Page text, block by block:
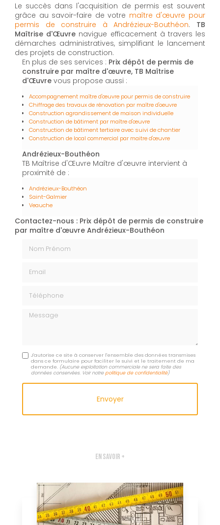
Le succès dans l'acquisition de permis est souvent
grâce au savoir-faire de votre maître d'œuvre pour
permis de construire à Andrézieux-Bouthéon. TB
Maîtrise d'Œuvre navigue efficacement à travers les
démarches administratives, simplifiant le lancement
des projets de construction.
En plus de ses services : Prix dépôt de permis de
construire par maître d'œuvre, TB Maîtrise
d'Œuvre vous propose aussi :
Accompagnement maître d'œuvre pour permis de construire
Chiffrage des travaux de rénovation par maître d'oeuvre
Construction agrandissement de maison individuelle
Construction de bâtiment par maître d'œuvre
Construction de bâtiment tertiaire avec suivi de chantier
Construction de local commercial par maitre d'œuvre
Andrézieux-Bouthéon
TB Maîtrise d'Œuvre Maître d'œuvre intervient à
proximité de :
Andrézieux-Bouthéon
Saint-Galmier
Veauche
Contactez-nous : Prix dépôt de permis de construire
par maître d'œuvre Andrézieux-Bouthéon
Message
J'autorise ce site à conserver l'ensemble des données transmises
dans ce formulaire pour faciliter le suivi et le traitement de ma
demande. (Aucune exploitation commerciale ne sera faite des
données conservées. Voir notrepolitique de confidentialité)
En savoir +